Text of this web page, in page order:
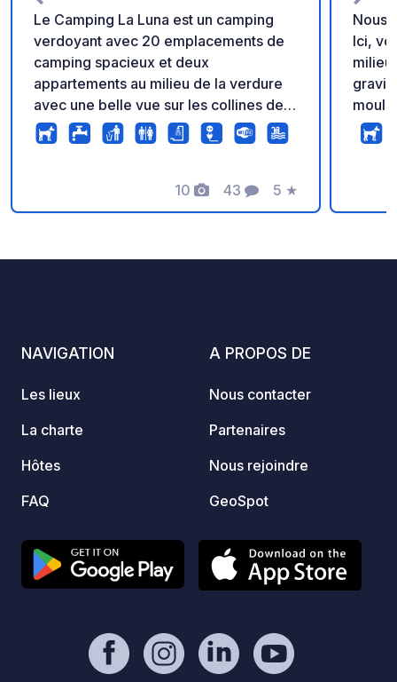
Le Camping La Luna est un camping
verdoyant avec 20 emplacements de
camping spacieux et deux
appartements au milieu de la verdure
avec une belle vue sur les collines des
Marches. A 3 et 5 km vous trouverez
deux beaux villages avec de nombreux
camping dispose d'une piscine, de
soirées repas et pizza et d'une
10
Photos
43
Commentaires
5
Note
★
Nous
Ici,
milieu
gravillonnée.
extra
NAVIGATION
Les lieux
La charte
Hôtes
FAQ
A PROPOS DE
Nous contacter
Partenaires
Nous rejoindre
GeoSpot